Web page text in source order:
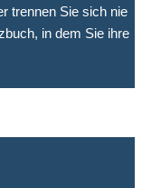
trennen Sie sich nie
in dem Sie ihre